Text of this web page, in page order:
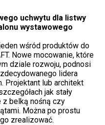
uchwytu dla listwy
wystawowego
wśród produktów do
Nowe mocowanie, które
dziale rozwoju, podnosi
lidera
Projektant lub architekt
jak stały
z belką nośną czy
Można po prostu
zrealizować.